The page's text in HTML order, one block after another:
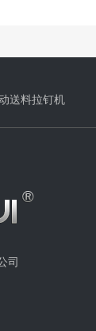
送料拉钉机
司